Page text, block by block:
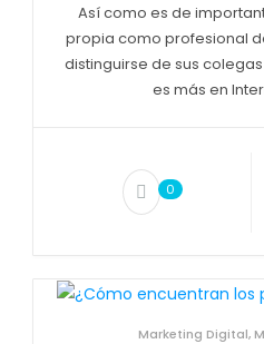
Así como es de
propia como profesional
distinguirse de sus
es más en
0
Marketing Digital,